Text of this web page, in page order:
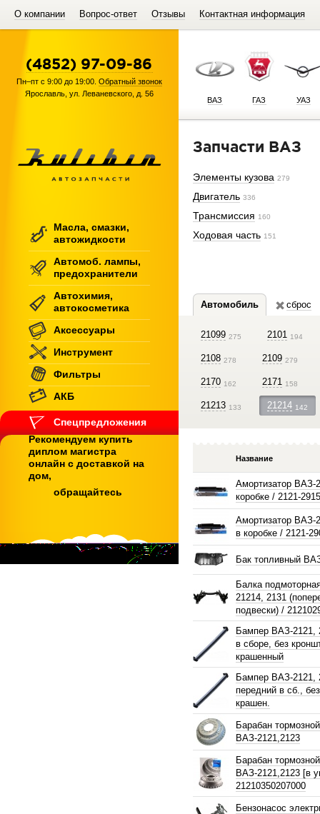
О компании Вопрос-ответ Отзывы Контактная информация
ВАЗ ГАЗ УАЗ
Запчасти ВАЗ
Элементы кузова 279
Двигатель 336
Трансмиссия 160
Ходовая часть 151
Автомобиль сброс
21099 275 2101 194
2108 278 2109 279
2170 162 2171 158
21213 133 21214 142
Название
Амортизатор ВАЗ-
коробке / 2121-
Амортизатор ВАЗ-
в коробке / 2121-
Бак топливный
Балка
21214, 2131
подвески) /
Бампер ВАЗ-2121,
в сборе, без
крашенный
Бампер ВАЗ-2121,
передний в сб.,
крашен.
Барабан тормозной
ВАЗ-2121,2123
Барабан тормозной
ВАЗ-2121,2123 [в
21210350207000
Бензонасос
(4852) 97-09-86
Пн–пт с 9:00 до 19:00. Обратный звонок
Ярославль ул. Леваневского, д. 56
Масла, смазки,
автожидкости
Автомоб. лампы,
предохранители
Автохимия,
автокосметика
Аксессуары
Инструмент
Фильтры
АКБ
Спецпредложения
Рекомендуем купить
диплом магистра
онлайн с доставкой на
дом,
обращайтесь